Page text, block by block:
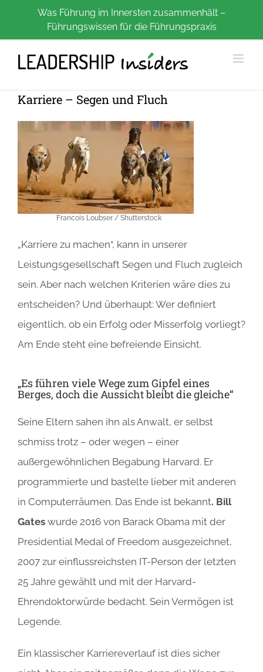
Was Führung im Innersten zusammenhält –
Führungswissen für die Führungspraxis
Karriere – Segen und Fluch
Francois Loubser / Shutterstock
„Karriere zu machen“, kann in unserer
Leistungsgesellschaft Segen und Fluch zugleich
sein. Aber nach welchen Kriterien wäre dies zu
entscheiden? Und überhaupt: Wer definiert
eigentlich, ob ein Erfolg oder Misserfolg vorliegt?
Am Ende steht eine befreiende Einsicht.
„Es führen viele Wege zum Gipfel eines
Berges, doch die Aussicht bleibt die gleiche“
Seine Eltern sahen ihn als Anwalt, er selbst
schmiss trotz – oder wegen – einer
außergewöhnlichen Begabung Harvard. Er
programmierte und bastelte lieber mit anderen
in Computerräumen. Das Ende ist bekannt. Bill
Gates wurde 2016 von Barack Obama mit der
Presidential Medal of Freedom ausgezeichnet,
2007 zur einflussreichsten IT-Person der letzten
25 Jahre gewählt und mit der Harvard-
Ehrendoktorwürde bedacht. Sein Vermögen ist
Legende.
Ein klassischer Karriereverlauf ist dies sicher